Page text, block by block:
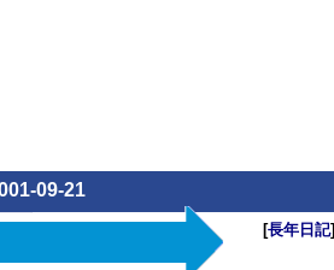
09-21
[長年日記]